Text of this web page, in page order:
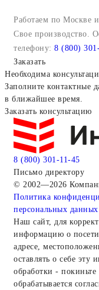
Работаем по Москве
Свое производство.
телефону: 8 (800)
Заказать
Необходима
Заполните контактные
в ближайшее время.
Заказать консультацию
8 (800) 301-11-45
Письмо директору
© 2002—2026
Политика
персональных данных
Наш сайт, для
информацию о
адресе,
оставлять о себе
обработки -
обрабатывается